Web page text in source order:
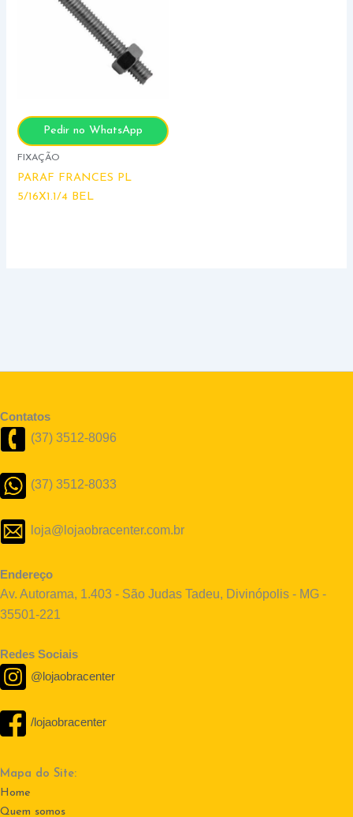
Pedir no WhatsApp
FIXAÇÃO
PARAF FRANCES PL
5/16X1.1/4 BEL
Contatos
(37) 3512-8096
(37) 3512-8033
loja@lojaobracenter.com.br
Endereço
Av. Autorama, 1.403 - São Judas Tadeu, Divinópolis - MG -
35501-221
Redes Sociais
@lojaobracenter
/lojaobracenter
Mapa do Site:
Home
Quem somos